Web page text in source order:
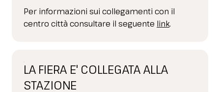
Per informazioni sui collegamenti con il
centro città consultare il seguente link.
LA FIERA E' COLLEGATA ALLA
STAZIONE